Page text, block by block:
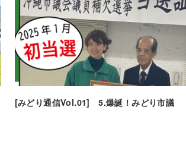
[みどり通信Vol.01] 5.爆誕！みどり市議